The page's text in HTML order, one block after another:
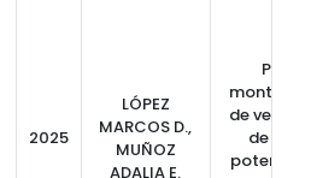
2025
LÓPEZ
MARCOS D.,
MUÑOZ
ADALIA E.
montaña,
de
de
potencial,